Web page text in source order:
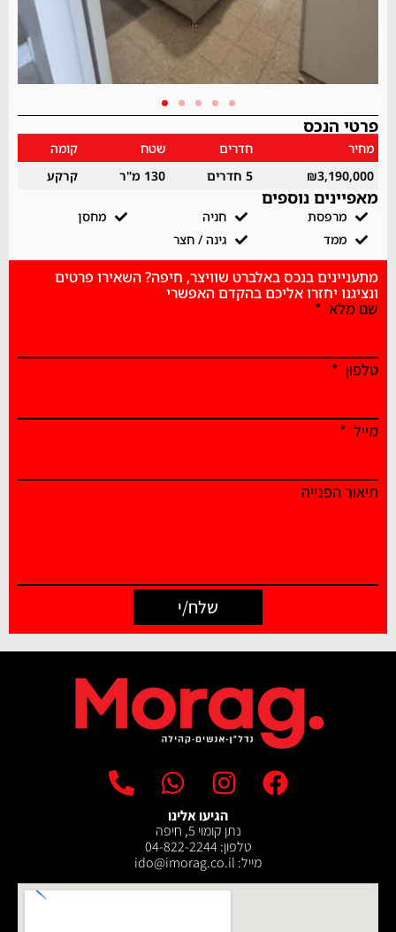
פרטי הנכס
מחיר חדרים שטח
קומה
₪3,190,000
5 חדרים 130 מ"ר קרקע
מאפיינים נוספים
מרפסת חניה
מחסן
ממד
גינה / חצר
מתעניינים בנכס באלברט שוויצר, חיפה? השאירו פרטים
ונציגנו יחזרו אליכם בהקדם האפשרי
שם מלא
טלפון
מייל
תיאור הפנייה
שלח/י
הגיעו אלינו
נתן קומוי 5, חיפה
טלפון: 04-822-2244
מייל: ‫ido@imorag.co.il